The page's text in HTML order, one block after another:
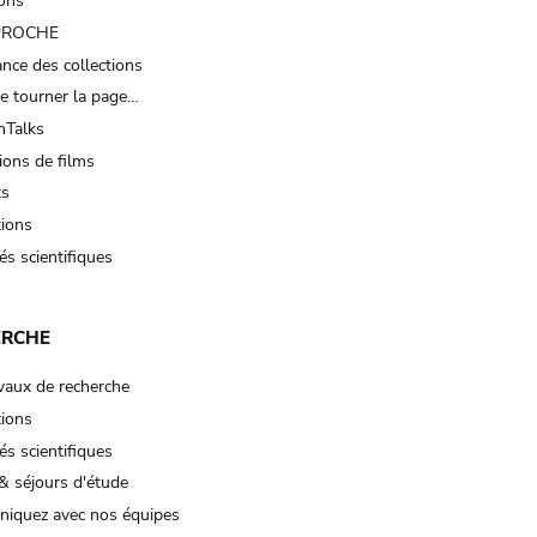
des collections
tourner la page…
de films
scientifiques
de recherche
scientifiques
séjours d'étude
avec nos équipes